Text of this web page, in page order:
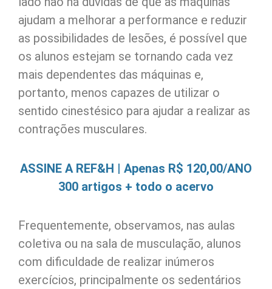
ajudam a melhorar a performance e reduzir
as possibilidades de lesões, é possível que
os alunos estejam se tornando cada vez
mais dependentes das máquinas e,
portanto, menos capazes de utilizar o
sentido cinestésico para ajudar a realizar as
contrações musculares.
ASSINE A REF&H | Apenas R$ 120,00/ANO
300 artigos + todo o acervo
Frequentemente, observamos, nas aulas
coletiva ou na sala de musculação, alunos
com dificuldade de realizar inúmeros
exercícios, principalmente os sedentários